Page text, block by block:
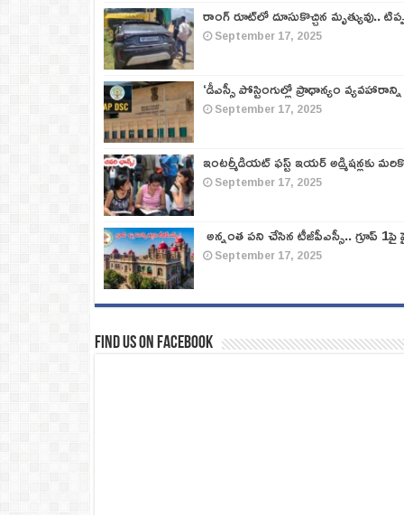
రాంగ్ రూట్‌లో దూసుకొచ్చిన మృత్యువు..
September 17, 2025
‘డీఎస్సీ పోస్టింగుల్లో ప్రాధాన్యం
September 17, 2025
ఇంటర్మీడియట్ ఫస్ట్‌ ఇయర్‌ అడ్మిషన్లకు
September 17, 2025
అన్నంత పని చేసిన టీజీపీఎస్సీ.. గ్రూప్‌
September 17, 2025
Find us on Facebook